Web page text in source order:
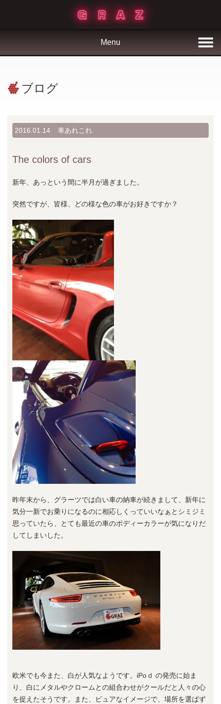
Menu
ブログ
2016.01.14 車あれこれ
The colors of cars
新年、あっという間に半月が過ぎました。
突然ですが、皆様、どの様な色の車がお好きですか？
昨年末から、グラーツでは白い車の納車が続きまして、新年に
気分一新でお乗りになるのに相応しくっていいなぁとシミジミ
思っていたら、とても最近の車のボディーカラーが気になりだ
してしまいした。
欧米でも今また、白が人気なようです。iPoｄ の発売に始ま
り、白にメタルやクロームとの組合わせがクールだと人々の心
を捉えたそうです。また、ピュアなイメージで、場所を選ばず